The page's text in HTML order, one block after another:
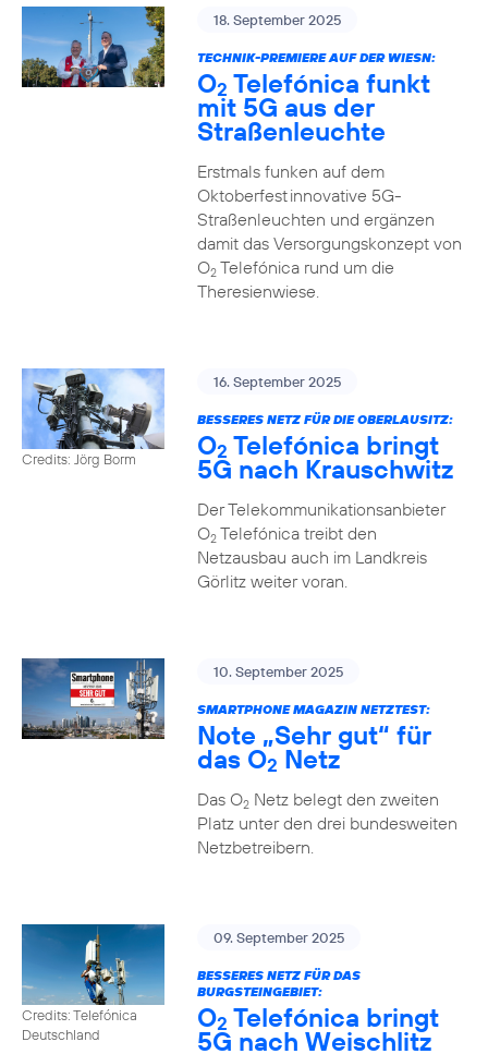
18. September 2025
TECHNIK-PREMIERE AUF DER WIESN:
O2 Telefónica funkt
mit 5G aus der
Straßenleuchte
Erstmals funken auf dem
Oktoberfest innovative 5G-
Straßenleuchten und ergänzen
damit das Versorgungskonzept von
O2Telefónica rund um die
Theresienwiese.
Credits: Jörg Borm
16. September 2025
BESSERES NETZ FÜR DIE OBERLAUSITZ:
O2 Telefónica bringt
5G nach Krauschwitz
Der Telekommunikationsanbieter
O2Telefónica treibt den
Netzausbau auch im Landkreis
Görlitz weiter voran.
10. September 2025
SMARTPHONE MAGAZIN NETZTEST:
Note „Sehr gut“ für
das O2 Netz
Das O2Netz belegt den zweiten
Platz unter den drei bundesweiten
Netzbetreibern.
Credits: Telefónica
Deutschland
09. September 2025
BESSERES NETZ FÜR DAS
BURGSTEINGEBIET:
O2 Telefónica bringt
5G nach Weischlitz